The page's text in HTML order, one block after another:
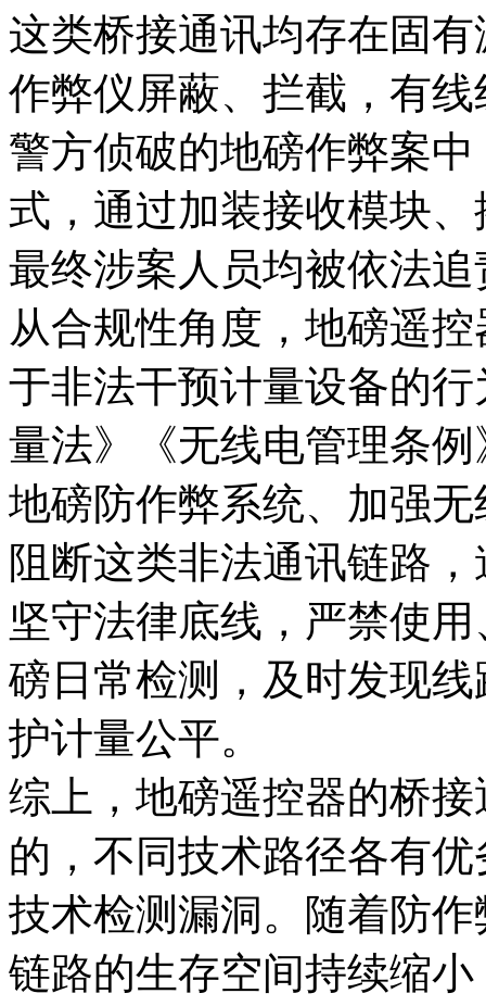
这类桥接通讯均存在固
作弊仪屏蔽、拦截，有
警方侦破的地磅作弊案
式，通过加装接收模块
最终涉案人员均被依法追
从合规性角度，地磅遥
于非法干预计量设备的
量法》《无线电管理条
地磅防作弊系统、加强
阻断这类非法通讯链路
坚守法律底线，严禁使
磅日常检测，及时发现
护计量公平。
综上，地磅遥控器的桥
的，不同技术路径各有
技术检测漏洞。随着防
链路的生存空间持续缩